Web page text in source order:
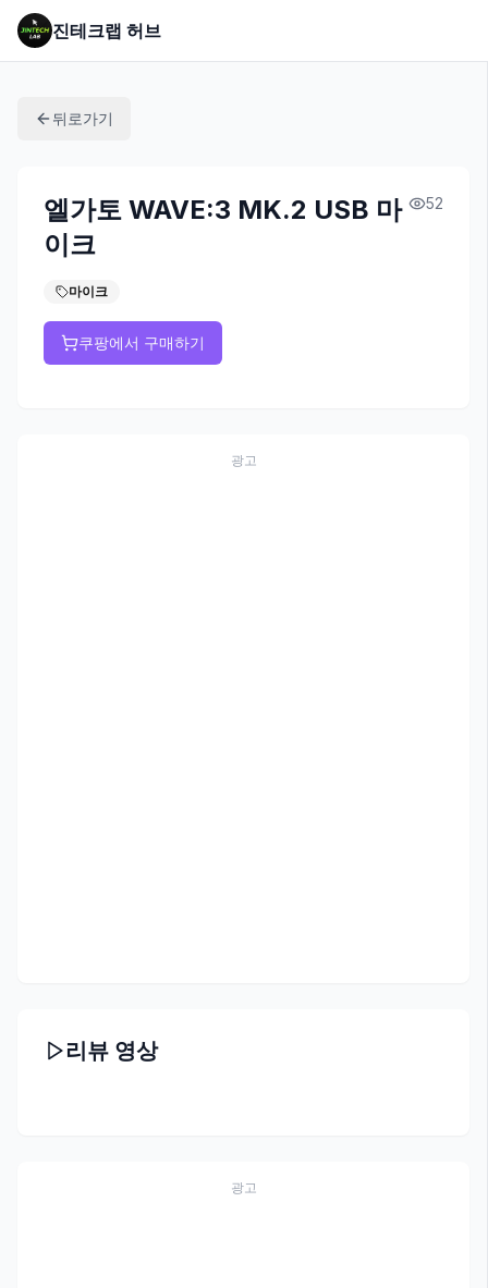
진테크랩 허브
뒤로가기
엘가토 WAVE:3 MK.2 USB 마
이크
52
마이크
쿠팡에서 구매하기
광고
리뷰 영상
광고